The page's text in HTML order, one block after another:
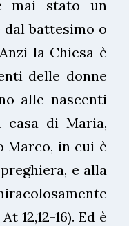
mai stato un
dal battesimo o
la Chiesa è
delle donne
alle nascenti
casa di Maria,
Marco, in cui è
e alla
12,12-16). Ed è